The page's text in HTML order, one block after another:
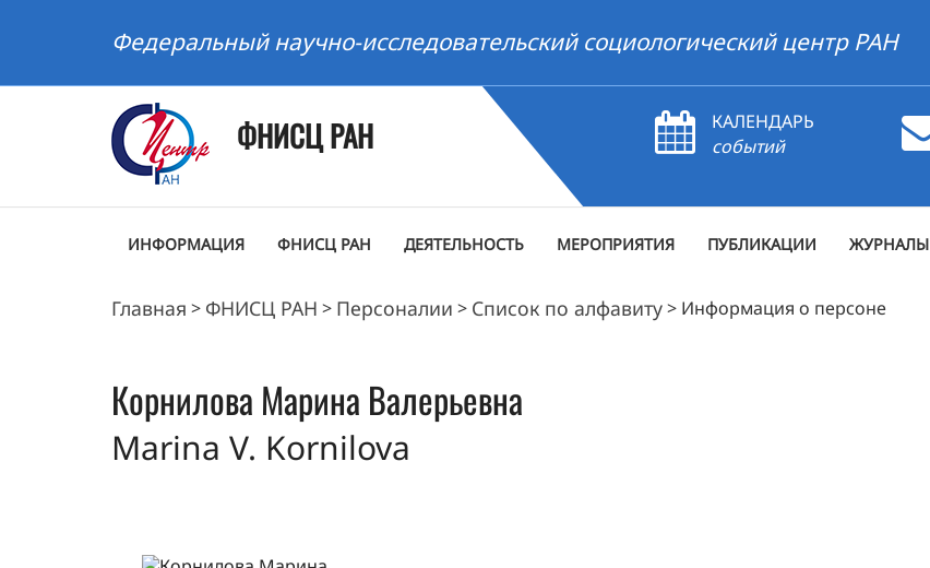
Федеральный научно-исследовательский социологический центр РАН
ФНИСЦ РАН
КАЛЕНДАРЬ
событий
ИНФОРМАЦИЯ ФНИСЦ РАН ДЕЯТЕЛЬНОСТЬ МЕРОПРИЯТИЯ ПУБЛИКАЦИИ ЖУРНАЛЫ
Главная > ФНИСЦ РАН > Персоналии > Список по алфавиту> Информация о персоне
Корнилова Марина Валерьевна
Marina V. Kornilova